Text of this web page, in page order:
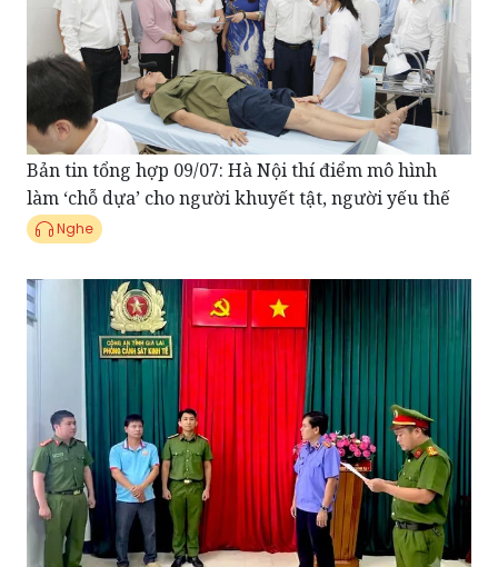
Bản tin tổng hợp 09/07: Hà Nội thí điểm mô hình
làm ‘chỗ dựa’ cho người khuyết tật, người yếu thế
Nghe